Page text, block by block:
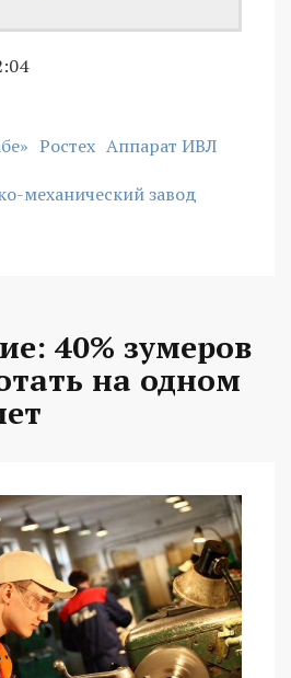
Ростех Аппарат ИВЛ
механический завод
40% зумеров
на одном